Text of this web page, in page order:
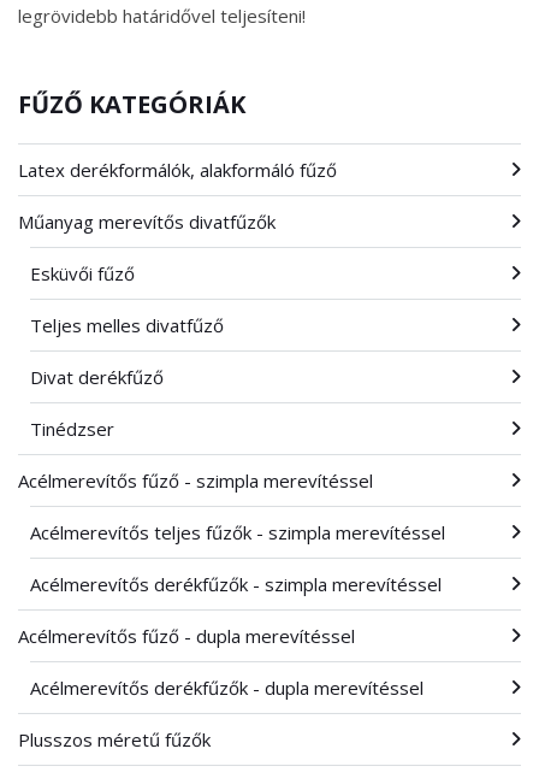
FŰZŐ KATEGÓRIÁK
Latex derékformálók, alakformáló fűző
Műanyag merevítős divatfűzők
Esküvői fűző
Teljes melles divatfűző
Divat derékfűző
Tinédzser
Acélmerevítős fűző - szimpla merevítéssel
Acélmerevítős teljes fűzők - szimpla merevítéssel
Acélmerevítős derékfűzők - szimpla merevítéssel
Acélmerevítős fűző - dupla merevítéssel
Acélmerevítős derékfűzők - dupla merevítéssel
Plusszos méretű fűzők
legrövidebb határidővel teljesíteni!